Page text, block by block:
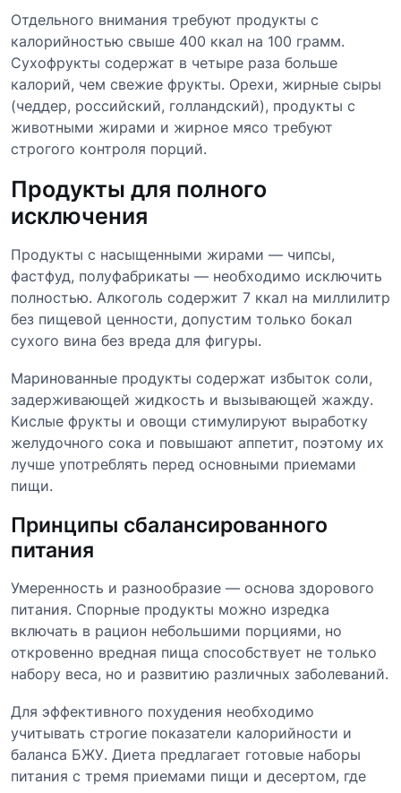
Отдельного внимания требуют продукты с
калорийностью свыше 400 ккал на 100 грамм.
Сухофрукты содержат в четыре раза больше
калорий, чем свежие фрукты. Орехи, жирные сыры
(чеддер, российский, голландский), продукты с
животными жирами и жирное мясо требуют
строгого контроля порций.
Продукты для полного
исключения
Продукты с насыщенными жирами — чипсы,
фастфуд, полуфабрикаты — необходимо исключить
полностью. Алкоголь содержит 7 ккал на миллилитр
без пищевой ценности, допустим только бокал
сухого вина без вреда для фигуры.
Маринованные продукты содержат избыток соли,
задерживающей жидкость и вызывающей жажду.
Кислые фрукты и овощи стимулируют выработку
желудочного сока и повышают аппетит, поэтому их
лучше употреблять перед основными приемами
пищи.
Принципы сбалансированного
питания
Умеренность и разнообразие — основа здорового
питания. Спорные продукты можно изредка
включать в рацион небольшими порциями, но
откровенно вредная пища способствует не только
набору веса, но и развитию различных заболеваний.
Для эффективного похудения необходимо
учитывать строгие показатели калорийности и
баланса БЖУ. Диета предлагает готовые наборы
питания с тремя приемами пищи и десертом, где